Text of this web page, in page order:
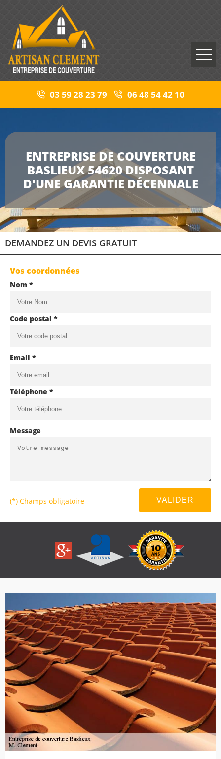
03 59 28 23 79 06 48 54 42 10
ENTREPRISE DE COUVERTURE
BASLIEUX 54620 DISPOSANT
D'UNE GARANTIE DÉCENNALE
DEMANDEZ UN DEVIS GRATUIT
Vos coordonnées
Nom *
Code postal *
Email *
Téléphone *
Message
(*) Champs obligatoire